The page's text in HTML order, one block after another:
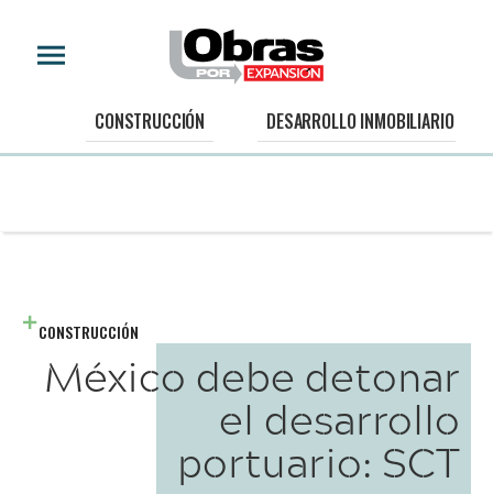
CONSTRUCCIÓN DESARROLLO INMOBILIARIO
CONSTRUCCIÓN
México debe detonar
el desarrollo
portuario: SCT